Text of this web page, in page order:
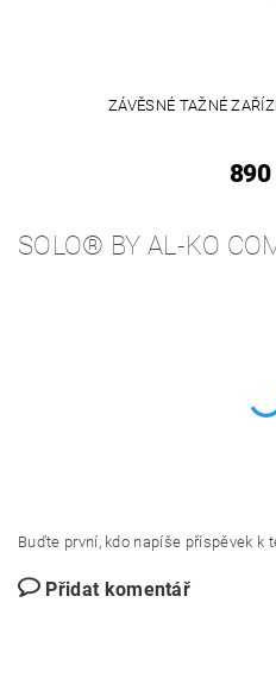
ZÁVĚSNÉ TAŽNÉ
890
SOLO® BY AL-KO
Buďte první, kdo napíše příspěvek k
Přidat komentář